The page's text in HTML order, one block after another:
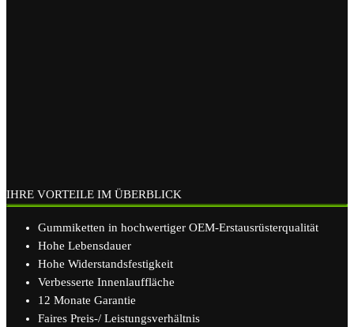
IHRE VORTEILE IM ÜBERBLICK
Gummiketten in hochwertiger OEM-Erstausrüsterqualität
Hohe Lebensdauer
Hohe Widerstandsfestigkeit
Verbesserte Innenlauffläche
12 Monate Garantie
Faires Preis-/ Leistungsverhältnis